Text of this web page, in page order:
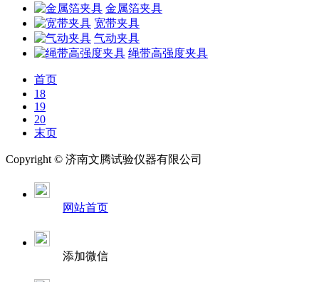
金属箔夹具
宽带夹具
气动夹具
绳带高强度夹具
首页
18
19
20
末页
Copyright © 济南文腾试验仪器有限公司
网站首页
添加微信